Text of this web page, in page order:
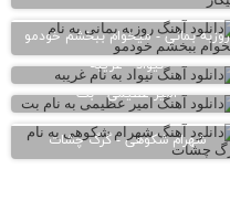
روزبه بمانی - میخوام ببخشم خودمو
نیواد - غریبه
امیر عظیمی - بت
شهرام شکوهی - گرگ چشات